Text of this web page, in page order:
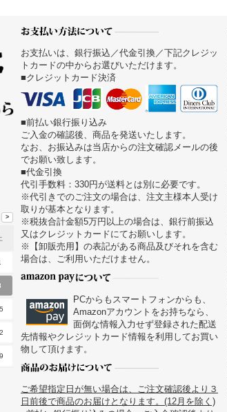
お支払いは、銀行振込／代金引換／下記クレジッ
トカードの中からお選びいただけます。
■クレジットカード決済
■前払い銀行振り込み
ご入金の確認後、商品を発送いたします。
なお、お振込みは当店からの注文確認メールの後
でお願い致します。
■代金引換
代引手数料：330円が送料とは別に必要です。
※代引きでのご注文の場合は、注文主様本人受け
取りが基本となります。
※税抜合計金額5万円以上の場合は、銀行前振込
又はクレジットカードにてお願いします。
※【卸販売用】の表記がある商品及びそれを含む
場合は、ご利用いただけません。
PCからもスマートフォンからも、
Amazonアカウントをお持ちなら、
面倒な情報入力せず登録された配送
先情報やクレジットカード情報を利用してお買い
物して頂けます。
ご希望指定日が無い場合は、ご注文確認後より３
日前後で商品のお届けとなります。(12月を除く)